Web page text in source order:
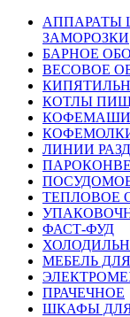
АППАРАТЫ
ЗАМОРОЗКИ
БАРНОЕ
ВЕСОВОЕ
КОТЛЫ
ЛИНИИ
ТЕПЛОВОЕ
ФАСТ-ФУД
МЕБЕЛЬ
ПРАЧЕЧНОЕ
ШКАФЫ